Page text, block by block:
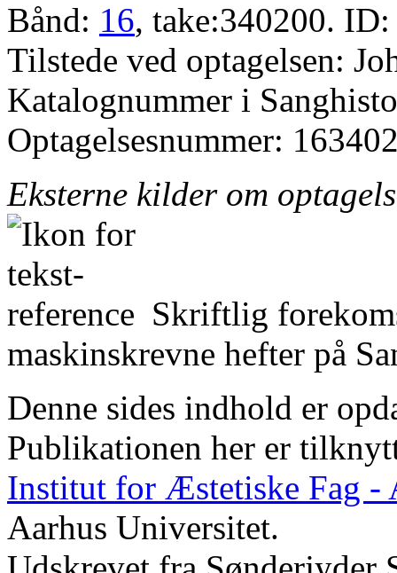
Bånd: 16, take:340200.
Tilstede ved optagelsen:
Katalognummer i
Optagelsesnummer:
Eksterne kilder om
Skriftlig
maskinskrevne hefter på
Denne sides indhold er
Publikationen her er
Institut for Æstetiske Fag -
Aarhus Universitet.